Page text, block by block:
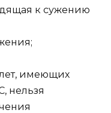
к сужению
имеющих
нельзя